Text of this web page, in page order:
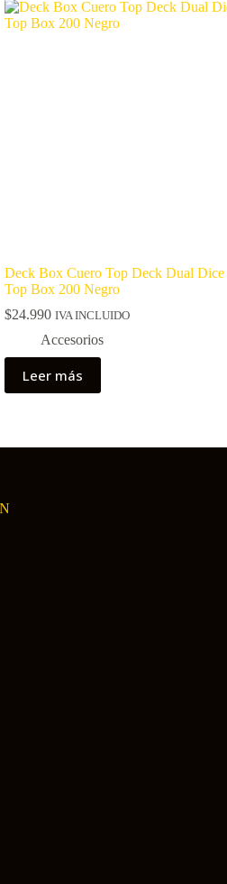
Deck Box Cuero Top Deck Dual Dice
Top Box 200 Negro
$24.990 IVA INCLUIDO
Accesorios
Leer más